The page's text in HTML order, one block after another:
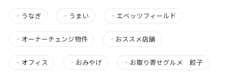
・ うなぎ ・ うまい ・ エベッツフィールド
・ オーナーチェンジ物件 ・ おススメ店舗
・ オフィス ・ おみやげ ・ お取り寄せグルメ 餃子